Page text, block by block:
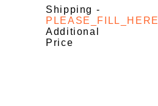
Shipping -
PLEASE_FILL_HERE
Additional
Price